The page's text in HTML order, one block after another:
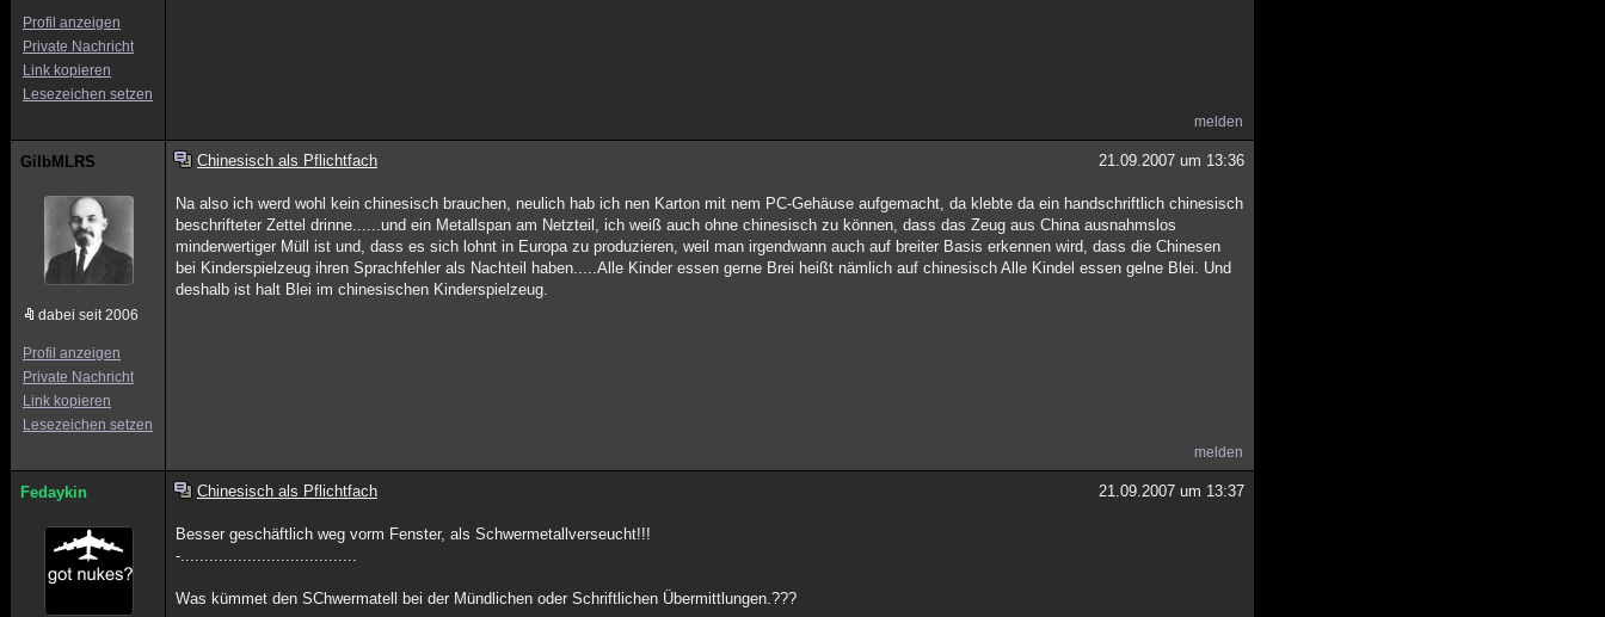
Profil anzeigen
Private Nachricht
Link kopieren
Lesezeichen setzen
melden
GilbMLRS
dabei seit 2006
Profil anzeigen
Private Nachricht
Link kopieren
Lesezeichen setzen
Chinesisch als Pflichtfach 21.09.2007 um 13:36
Na also ich werd wohl kein chinesisch brauchen, neulich hab ich nen Karton mit nem PC-Gehäuse aufgemacht, da klebte da ein handschriftlich chinesisch
beschrifteter Zettel drinne......und ein Metallspan am Netzteil, ich weiß auch ohne chinesisch zu können, dass das Zeug aus China ausnahmslos
minderwertiger Müll ist und, dass es sich lohnt in Europa zu produzieren, weil man irgendwann auch auf breiter Basis erkennen wird, dass die Chinesen
bei Kinderspielzeug ihren Sprachfehler als Nachteil haben.....Alle Kinder essen gerne Brei heißt nämlich auf chinesisch Alle Kindel essen gelne Blei. Und
deshalb ist halt Blei im chinesischen Kinderspielzeug.
melden
Fedaykin Chinesisch als Pflichtfach 21.09.2007 um 13:37
Besser geschäftlich weg vorm Fenster, als Schwermetallverseucht!!!
-.....................................
Was kümmet den SChwermatell bei der Mündlichen oder Schriftlichen Übermittlungen.???